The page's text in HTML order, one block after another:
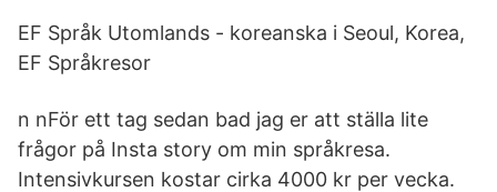
EF Språk Utomlands - koreanska i Seoul, Korea,
EF Språkresor
n nFör ett tag sedan bad jag er att ställa lite
frågor på Insta story om min språkresa.
Intensivkursen kostar cirka 4000 kr per vecka.